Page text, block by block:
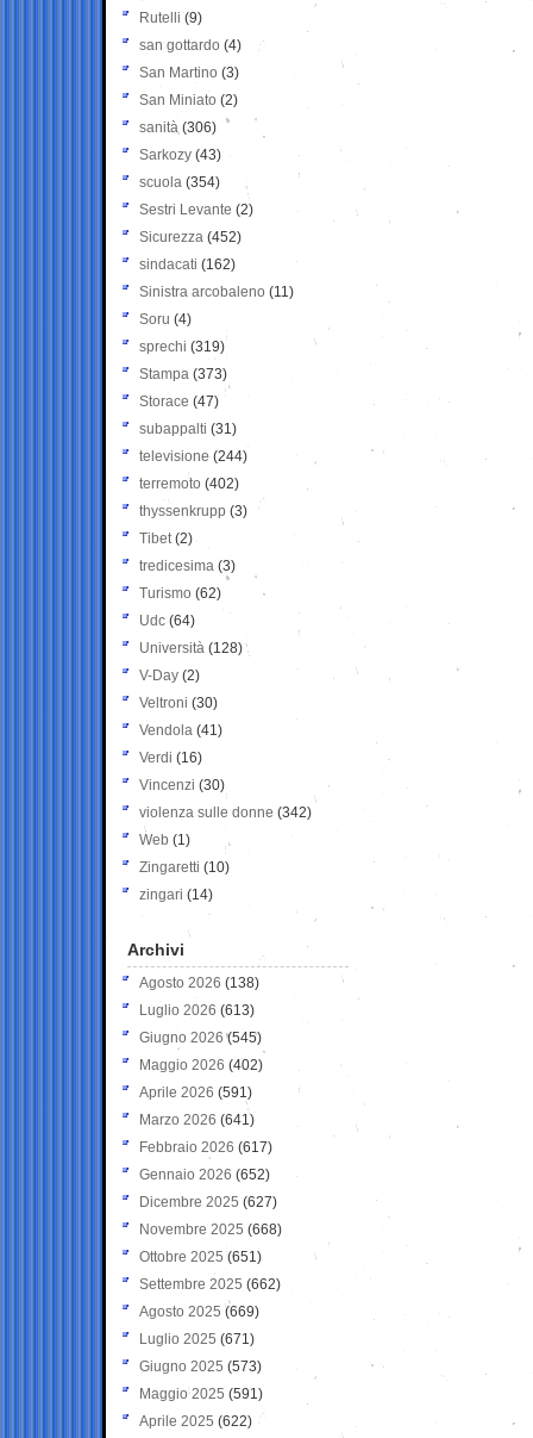
Rutelli (9)
san gottardo (4)
San Martino (3)
San Miniato (2)
sanità (306)
Sarkozy (43)
scuola (354)
Sestri Levante (2)
Sicurezza (452)
sindacati (162)
Sinistra arcobaleno (11)
Soru (4)
sprechi (319)
Stampa (373)
Storace (47)
subappalti (31)
televisione(244)
terremoto (402)
thyssenkrupp (3)
Tibet(2)
tredicesima (3)
Turismo (62)
Udc (64)
Università (128)
V-Day (2)
Veltroni (30)
Vendola (41)
Verdi (16)
Vincenzi (30)
violenza sulle donne (342)
Web (1)
Zingaretti (10)
zingari (14)
Archivi
Agosto 2026 (138)
Luglio 2026 (613)
Giugno 2026 (545)
Maggio 2026 (402)
Aprile 2026 (591)
Marzo 2026 (641)
Febbraio 2026 (617)
Gennaio 2026 (652)
Dicembre 2025 (627)
Novembre 2025 (668)
Ottobre 2025 (651)
Settembre 2025 (662)
Agosto 2025 (669)
Luglio 2025 (671)
Giugno 2025 (573)
Maggio 2025 (591)
Aprile 2025 (622)